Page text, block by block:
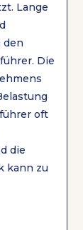
Lange
den
Die
oft
die
kann zu